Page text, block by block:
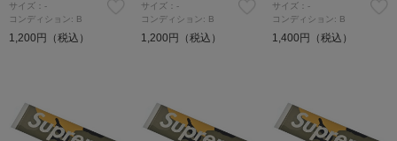
サイズ：-
コンディション: B
1,200円（税込）
サイズ：-
コンディション: B
1,200円（税込）
サイズ：-
コンディション: B
1,400円（税込）